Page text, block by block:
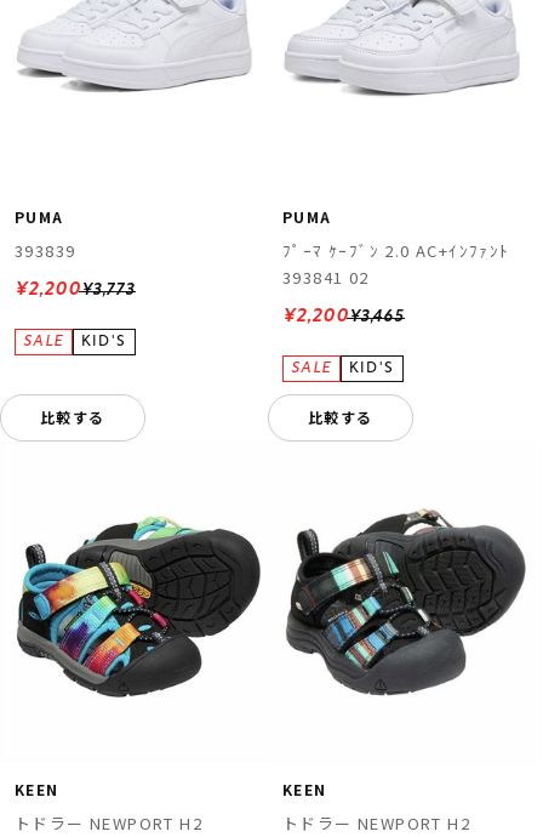
PUMA
393839
¥3,773
¥2,200
比較する
PUMA
ﾌﾟｰﾏ ｹｰﾌﾞﾝ 2.0 AC+ｲﾝﾌｧﾝﾄ
393841 02
¥3,465
¥2,200
比較する
KEEN
トドラー NEWPORT H2
KEEN
トドラー NEWPORT H2